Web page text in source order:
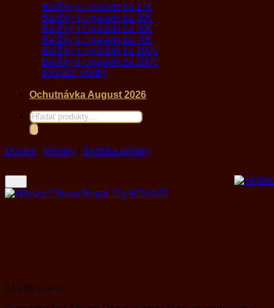
Balíčky s cigarami za 17€
Balíčky s cigarami za 30€
Balíčky s cigarami za 50€
Balíčky s cigarami za 70€
Balíčky s cigarami za 100€
Balíčky s cigarami za 200€
zobraziť všetky
Ochutnávka August 2026
Products
search
Domov / Whisky / Škótska whisky
34,70€ s DPH